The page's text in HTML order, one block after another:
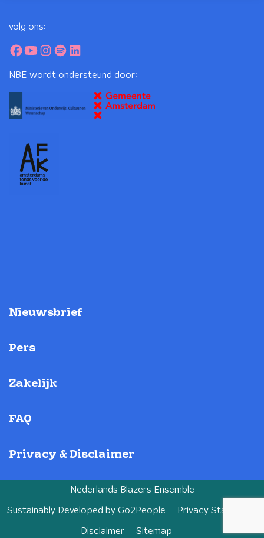
volg ons:
NBE wordt ondersteund door:
Nieuwsbrief
Pers
Zakelijk
FAQ
Privacy & Disclaimer
Nederlands Blazers Ensemble
Sustainably Developed by Go2People Privacy Statement
Disclaimer Sitemap